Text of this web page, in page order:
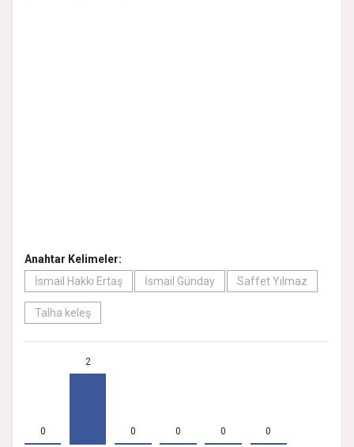
Anahtar Kelimeler:
İsmail Hakkı Ertaş
İsmail Günday Saffet Yılmaz
Talha keleş
0
2
0 0 0 0